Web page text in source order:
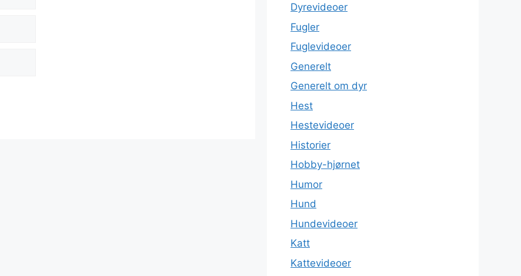
Dyrevideoer
Fugler
Fuglevideoer
Generelt
Generelt om dyr
Hest
Hestevideoer
Historier
Hobby-hjørnet
Humor
Hund
Hundevideoer
Katt
Kattevideoer